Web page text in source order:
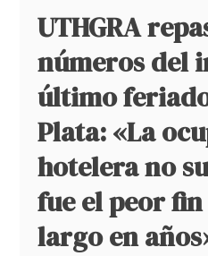
UTHGRA
números del
último
Plata: «La
hotelera no
fue el peor
largo en